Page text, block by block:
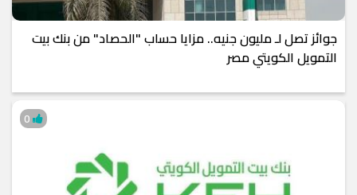
جوائز تصل لـ مليون جنيه.. مزايا حساب "الحصاد" من بنك بيت
التمويل الكويتي مصر